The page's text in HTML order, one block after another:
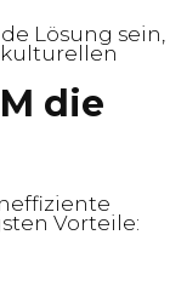
Lösung sein,
die
Vorteile: